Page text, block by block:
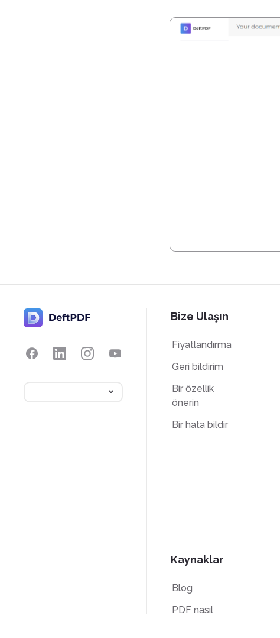
Bize Ulaşın
Fiyatlandırma
Geri bildirim
Bir özellik
önerin
Bir hata bildir
Kaynaklar
Blog
PDF nasıl